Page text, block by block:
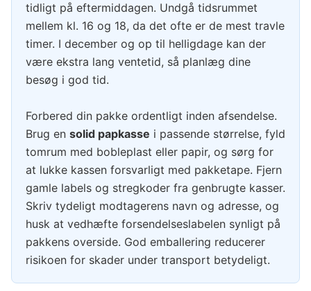
tidligt på eftermiddagen. Undgå tidsrummet
mellem kl. 16 og 18, da det ofte er de mest travle
timer. I december og op til helligdage kan der
være ekstra lang ventetid, så planlæg dine
besøg i god tid.
Forbered din pakke ordentligt inden afsendelse.
Brug en solid papkasse i passende størrelse, fyld
tomrum med bobleplast eller papir, og sørg for
at lukke kassen forsvarligt med pakketape. Fjern
gamle labels og stregkoder fra genbrugte kasser.
Skriv tydeligt modtagerens navn og adresse, og
husk at vedhæfte forsendelseslabelen synligt på
pakkens overside. God emballering reducerer
risikoen for skader under transport betydeligt.